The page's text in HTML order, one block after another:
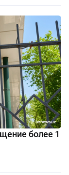
более 1